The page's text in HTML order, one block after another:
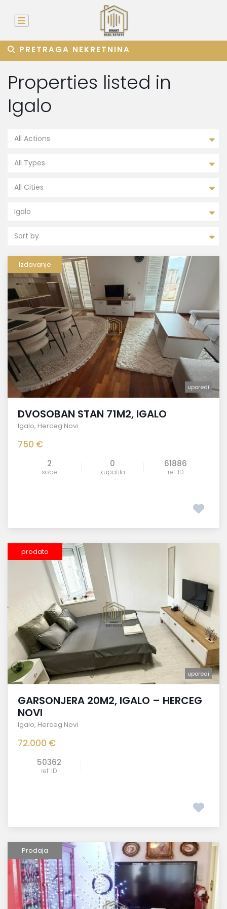
PRETRAGA NEKRETNINA
Properties listed in
Igalo
All Actions
All Types
All Cities
Igalo
Sort by
Izdavanje
uporedi
DVOSOBAN STAN 71M2, IGALO
Igalo, Herceg Novi
750 €
2
sobe
0
kupatila
61886
ref. ID
prodato
uporedi
GARSONJERA 20M2, IGALO – HERCEG
NOVI
Igalo, Herceg Novi
72.000 €
50362
ref. ID
Prodaja